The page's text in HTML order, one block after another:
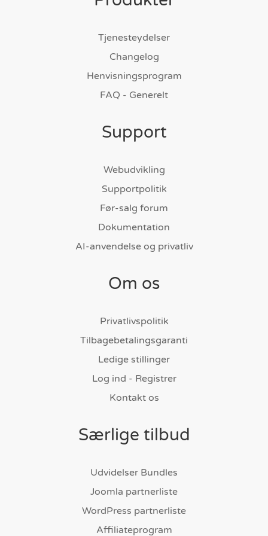
Tjenesteydelser
Changelog
Henvisningsprogram
FAQ - Generelt
Support
Webudvikling
Supportpolitik
Før-salg forum
Dokumentation
AI-anvendelse og privatliv
Om os
Privatlivspolitik
Tilbagebetalingsgaranti
Ledige stillinger
Log ind - Registrer
Kontakt os
Særlige tilbud
Udvidelser Bundles
Joomla partnerliste
WordPress partnerliste
Affiliateprogram